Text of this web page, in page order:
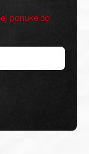
ponuke do